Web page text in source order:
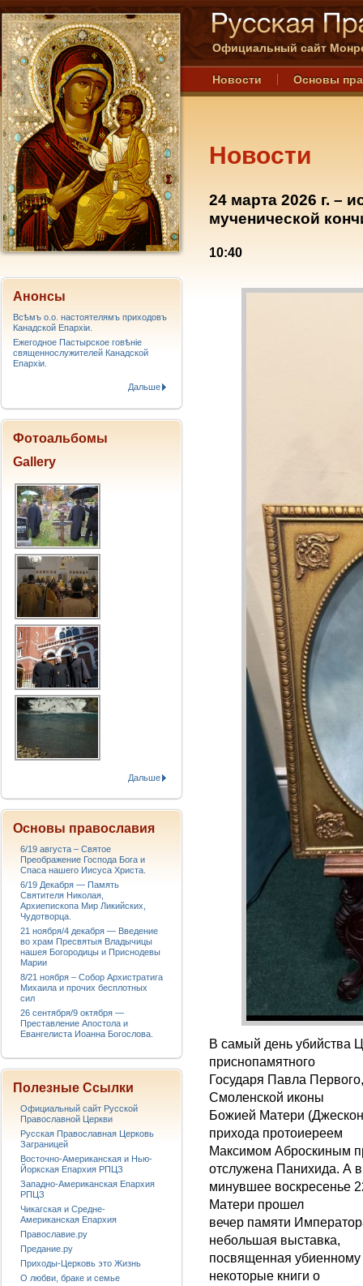
Официальный сайт
Новости Основы
Новости
24 марта 2026 г. –
мученической
10:40
В самый день убийства
приснопамятного
Государя Павла
Смоленской иконы
Божией Матери
прихода протоиереем
Максимом Аброскиным
отслужена Панихида. А в
минувшее воскресенье
Матери прошел
вечер памяти
небольшая выставка,
посвященная
некоторые книги о
Анонсы
Всѣмъ о.о. настоятелямъ приходовъ
Канадской Епархiи.
Ежегодное Пастырское говѣніе
священнослужителей Канадской
Епархіи.
Дальше
Фотоальбомы
Gallery
Дальше
Основы православия
6/19 августа – Святое
Преображение Господа Бога и
Спаса нашего Иисуса Христа.
6/19 Декабря — Память
Святителя Николая,
Архиепископа Мир Ликийских,
Чудотворца.
21 ноября/4 декабря — Введение
во храм Пресвятыя Владычицы
нашея Богородицы и Приснодевы
Марии
8/21 ноября – Собор Архистратига
Михаила и прочих бесплотных
сил
26 сентября/9 октября —
Преставление Апостола и
Евангелиста Иоанна Богослова.
Полезные Ссылки
Официальный сайт Русской
Православной Церкви
Русская Православная Церковь
Заграницей
Восточно-Американская и Нью-
Йоркская Епархия РПЦЗ
Западно-Американская Епархия
РПЦЗ
Чикагская и Средне-
Американская Епархия
Православие.ру
Предание.ру
Приходы-Церковь это Жизнь
О любви, браке и семье